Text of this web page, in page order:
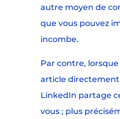
autre moyen de
que vous pouvez
incombe.
Par contre,
article
LinkedIn partage
vous ; plus